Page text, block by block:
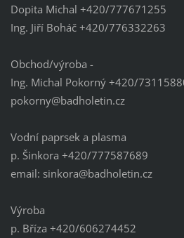
Dopita Michal +420/777671255
Ing. Jiří Boháč +420/776332263
Obchod/výroba -
Ing. Michal Pokorný +420/
pokorny@badholetin.cz
Vodní paprsek a plasma
p. Šinkora +420/777587689
email: sinkora@badholetin.cz
Výroba
p. Bříza +420/606274452